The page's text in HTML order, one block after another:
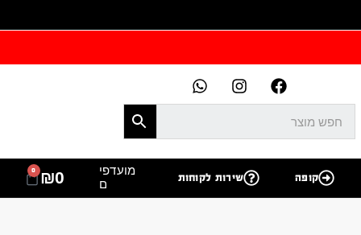
קופה שירות לקוחות
מועדפי
ם
₪0
0